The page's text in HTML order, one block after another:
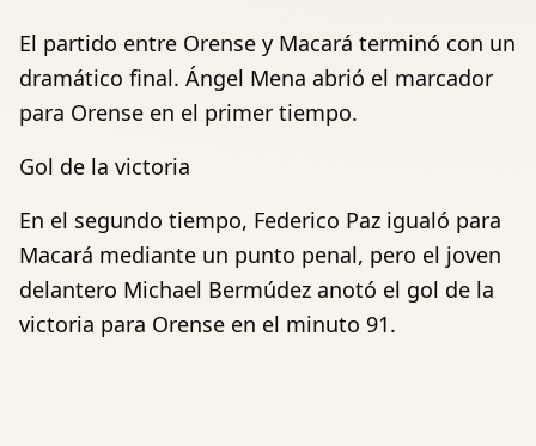
El partido entre Orense y Macará terminó con un
dramático final. Ángel Mena abrió el marcador
para Orense en el primer tiempo.
Gol de la victoria
En el segundo tiempo, Federico Paz igualó para
Macará mediante un punto penal, pero el joven
delantero Michael Bermúdez anotó el gol de la
victoria para Orense en el minuto 91.